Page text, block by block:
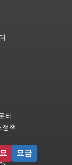
티
정책
요금